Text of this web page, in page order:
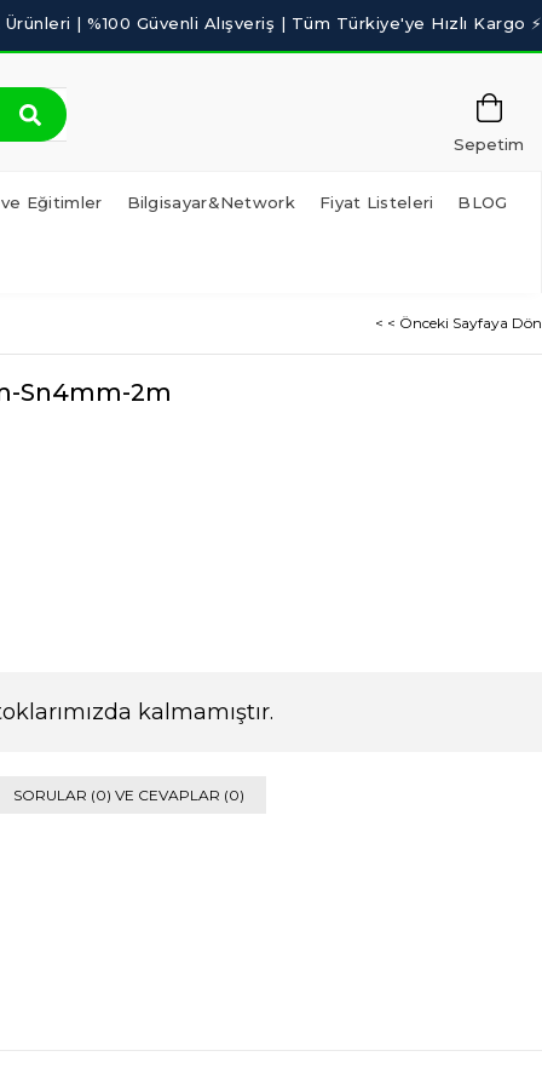
Sepetim
ve Eğitimler Bilgisayar&Network Fiyat Listeleri BLOG
< < Önceki Sayfaya Dön
Sn4mm-2m
kalmamıştır.
SORULAR (0) VE CEVAPLAR (0)